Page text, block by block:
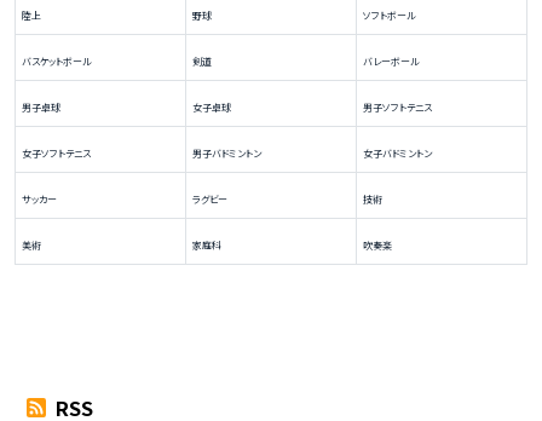
陸上 野球 ソフトボール
バスケットボール 剣道 バレーボール
男子卓球 女子卓球 男子ソフトテニス
女子ソフトテニス 男子バドミントン 女子バドミントン
サッカー ラグビー 技術
美術 家庭科 吹奏楽
RSS